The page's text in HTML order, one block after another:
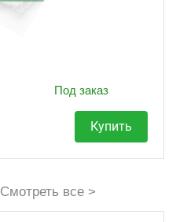
Под заказ
Купить
Смотреть все >